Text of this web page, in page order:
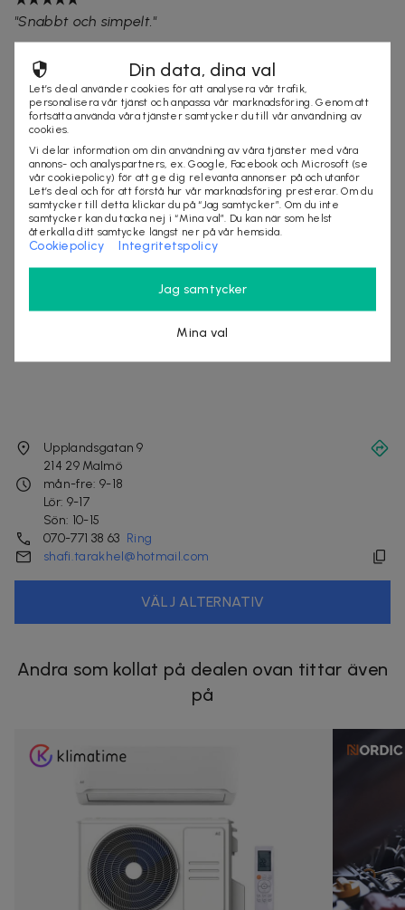
"Snabbt och simpelt."
2023-7-16
★★★★★
"Trevligt bemötande. Hög servicenivå."
malmö fordon service
Säljes av
Cesars Bilvård
Organisationsnummer:800205-XXXX
Upplandsgatan 9
214 29 Malmö
mån-fre: 9-18
Lör: 9-17
Sön: 10-15
070-771 38 63 Ring
shafi.tarakhel@hotmail.com
VÄLJ ALTERNATIV
Andra som kollat på dealen ovan tittar även
på
Din data, dina val
Let’s deal använder cookies för att analysera vår trafik,
personalisera vår tjänst och anpassa vår marknadsföring. Genom att
fortsätta använda våra tjänster samtycker du till vår användning av
cookies.
Vi delar information om din användning av våra tjänster med våra
annons- och analyspartners, ex. Google, Facebook och Microsoft (se
vår cookiepolicy) för att ge dig relevanta annonser på och utanför
Let’s deal och för att förstå hur vår marknadsföring presterar. Om du
samtycker till detta klickar du på “Jag samtycker”. Om du inte
samtycker kan du tacka nej i “Mina val”. Du kan när som helst
återkalla ditt samtycke längst ner på vår hemsida.
Cookiepolicy Integritetspolicy
Jag samtycker
Mina val